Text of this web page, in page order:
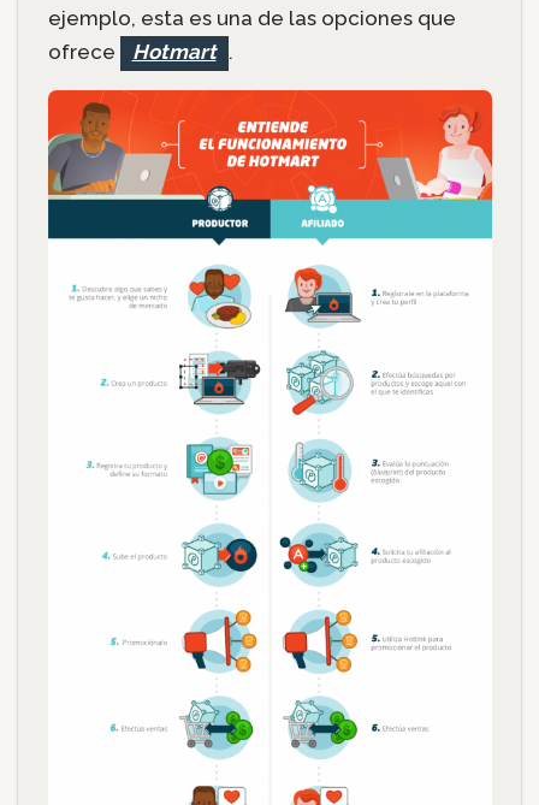
ejemplo, esta es una de las opciones que
ofrece
Hotmart .